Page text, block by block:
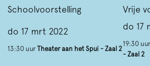
Schoolvoorstelling Vrije
do 17 mrt 2022
13:30 uur Theater aan het Spui - Zaal 2
do 17
19:30 uur
- Zaal 2